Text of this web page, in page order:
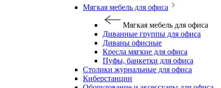
Мягкая мебель для офиса
Мягкая мебель для офиса
Диванные группы для офиса
Диваны офисные
Кресла мягкие для офиса
Пуфы, банкетки для офиса
Столики журнальные для офиса
Киберстанции